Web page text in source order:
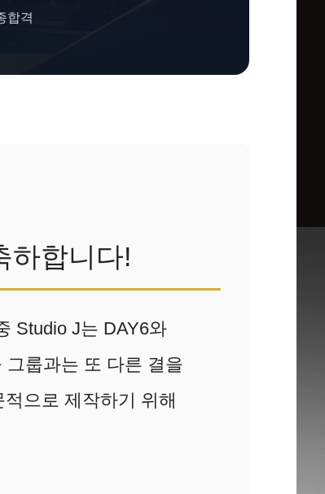
합격
하합니다!
Studio J는 DAY6와
룹과는 또 다른 결을
으로 제작하기 위해